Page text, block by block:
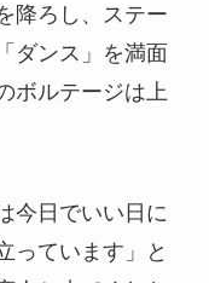
降ろし、ステー
ダンス」を満面
ボルテージは上
今日でいい日に
っています」と